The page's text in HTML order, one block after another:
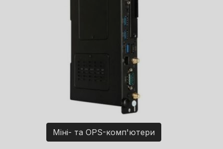
Міні- та OPS-комп'ютери